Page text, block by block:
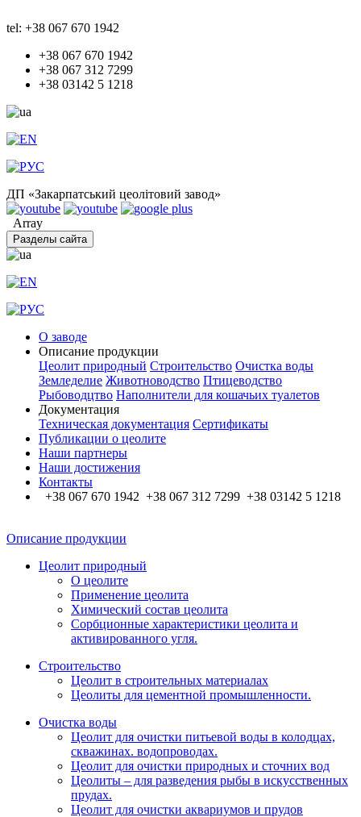
tel: +38 067 670 1942
+38 067 670 1942
+38 067 312 7299
+38 03142 5 1218
ДП «Закарпатський цеолітовий завод»
Array
Разделы сайта
О заводе
Описание продукции
Цеолит природный Строительство Очистка воды
Земледелие Животноводство Птицеводство
Рыбоводцтво Наполнители для кошачьих туалетов
Документация
Техническая документация Сертификаты
Публикации о цеолите
Наши партнеры
Наши достижения
Контакты
+38 067 670 1942 +38 067 312 7299 +38 03142 5 1218
Описание продукции
Цеолит природный
О цеолите
Применение цеолита
Химический состав цеолита
Сорбционные характеристики цеолита и
активированного угля.
Строительство
Цеолит в строительных материалах
Цеолиты для цементной промышленности.
Очистка воды
Цеолит для очистки питьевой воды в колодцах,
скважинах. водопроводах.
Цеолит для очистки природных и сточних вод
Цеолиты – для разведения рыбы в искусственных
прудах.
Цеолит для очистки аквариумов и прудов